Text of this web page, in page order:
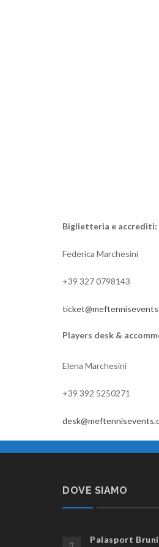
Biglietteria e accrediti:
Federica Marchesini
+39 327 0798143
Players desk &
Elena Marchesini
+39 392 5250271
DOVE SIAMO
Palasport Bruni